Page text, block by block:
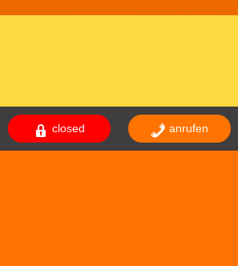
closed anrufen